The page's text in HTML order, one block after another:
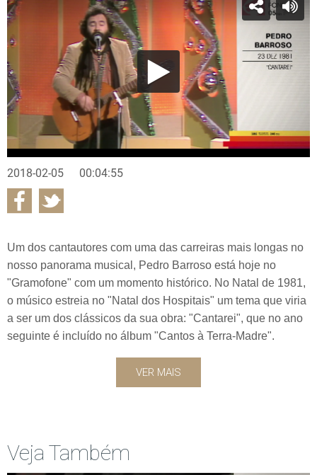
2018-02-05 00:04:55
Um dos cantautores com uma das carreiras mais longas no
nosso panorama musical, Pedro Barroso está hoje no
"Gramofone" com um momento histórico. No Natal de 1981,
o músico estreia no "Natal dos Hospitais" um tema que viria
a ser um dos clássicos da sua obra: "Cantarei", que no ano
seguinte é incluído no álbum "Cantos à Terra-Madre".
VER MAIS
Veja Também